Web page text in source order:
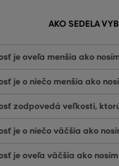
AKO SEDELA
je oveľa menšia ako
je o niečo menšia ako
zodpovedá veľkosti,
je o niečo väčšia ako
je oveľa väčšia ako nosím